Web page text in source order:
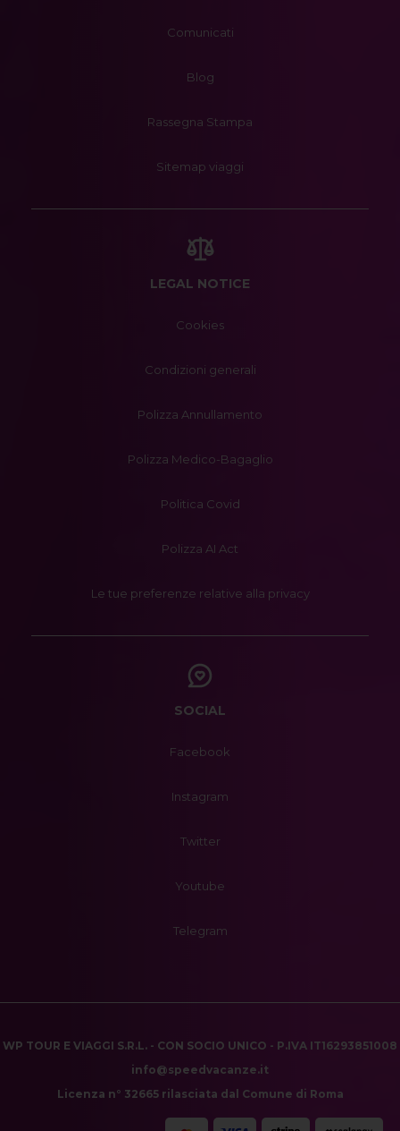
Comunicati
Blog
Rassegna Stampa
Sitemap viaggi
LEGAL NOTICE
Cookies
Condizioni generali
Polizza Annullamento
Polizza Medico-Bagaglio
Politica Covid
Polizza AI Act
Le tue preferenze relative alla privacy
SOCIAL
Facebook
Instagram
Twitter
Youtube
Telegram
WP TOUR E VIAGGI S.R.L. - CON SOCIO UNICO - P.IVA IT16293851008
info@speedvacanze.it
Licenza n° 32665 rilasciata dal Comune di Roma